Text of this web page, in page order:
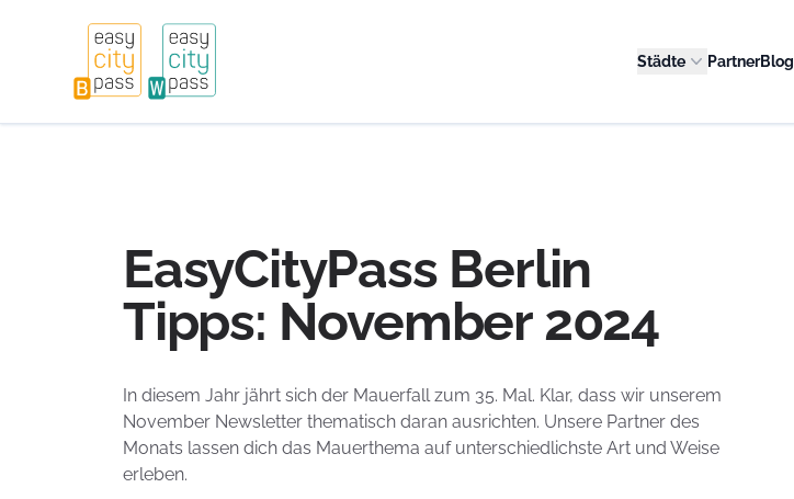
Städte PartnerBlog
EasyCityPass Berlin
Tipps: November 2024
In diesem Jahr jährt sich der Mauerfall zum 35. Mal. Klar, dass wir unserem
November Newsletter thematisch daran ausrichten. Unsere Partner des
Monats lassen dich das Mauerthema auf unterschiedlichste Art und Weise
erleben.